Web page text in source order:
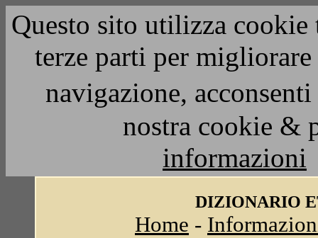
Questo sito utilizza
terze parti per
navigazione,
nostra cookie &
informazioni
DIZIONARIO
Home -